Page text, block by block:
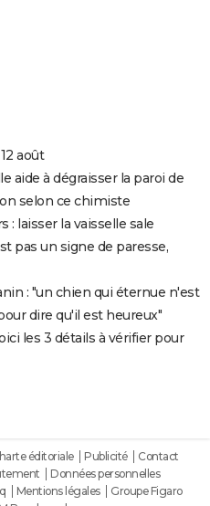
août
aide à dégraisser la paroi de
selon ce chimiste
: laisser la vaisselle sale
pas un signe de paresse,
: "un chien qui éternue n'est
dire qu'il est heureux"
les 3 détails à vérifier pour
éditoriale Publicité
Contact
Données personnelles
Mentions légales
Groupe Figaro